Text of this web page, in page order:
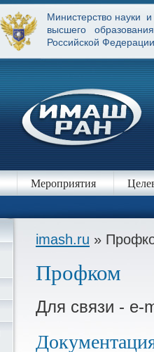
Министерство науки и
высшего образования
Российской Федерации
Мероприятия
imash.ru »
Профком
Для связи - e-